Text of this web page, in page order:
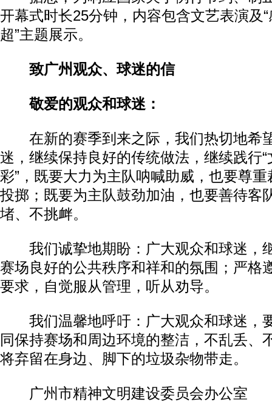
开幕式时长25分钟，内容包含文艺表演及
超”主题展示。
致广州观众、球迷的信
敬爱的观众和球迷：
在新的赛季到来之际，我们热切地希
迷，继续保持良好的传统做法，继续践行
彩”，既要大力为主队呐喊助威，也要尊
投掷；既要为主队鼓劲加油，也要善待客
堵、不挑衅。
我们诚挚地期盼：广大观众和球迷，
赛场良好的公共秩序和祥和的氛围；严格
要求，自觉服从管理，听从劝导。
我们温馨地呼吁：广大观众和球迷，
同保持赛场和周边环境的整洁，不乱丢、
将弃留在身边、脚下的垃圾杂物带走。
广州市精神文明建设委员会办公室